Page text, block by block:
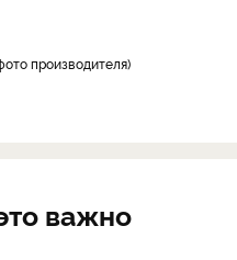
производителя
важно